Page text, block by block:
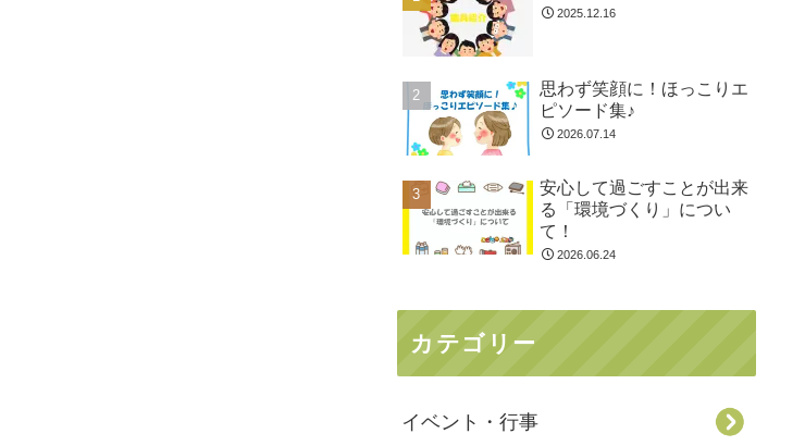
2025.12.16
思わず笑顔に！ほっこりエ
ピソード集♪
2026.07.14
安心して過ごすことが出来
る「環境づくり」につい
て！
2026.06.24
カテゴリー
イベント・行事